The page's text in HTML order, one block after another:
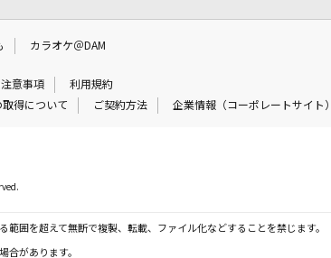
カラオケ＠DAM
意事項
利用規約
得について ご契約方法 企業情報（コーポレートサイト）
囲を超えて無断で複製、転載、ファイル化などすることを禁じます。
合があります。